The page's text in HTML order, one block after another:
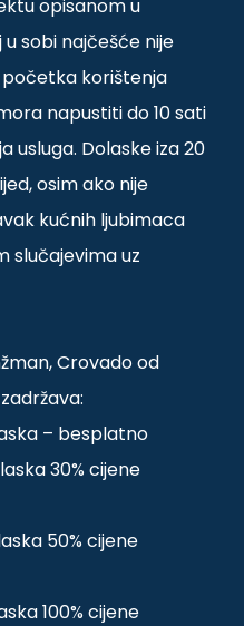
opisanom u
sobi najčešće nije
početka korištenja
napustiti do 10 sati
usluga. Dolaske iza 20
osim ako nije
kućnih ljubimaca
slučajevima uz
Crovado od
– besplatno
30% cijene
50% cijene
100% cijene